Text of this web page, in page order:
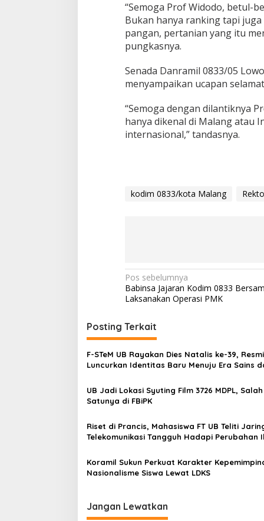
“Semoga Prof Widodo, betul-
Bukan hanya ranking tapi
pangan, pertanian yang itu
pungkasnya.
Senada Danramil 0833/05
menyampaikan ucapan
“Semoga dengan dilantiknya
hanya dikenal di Malang atau
internasional,” tandasnya.
kodim 0833/kota Malang
N
a
i
g
a
i
o
s
Pos sebelumnya
Babinsa Jajaran Kodim 0833
Laksanakan Operasi PMK
Posting Terkait
F-STeM UB Rayakan Dies Natalis ke-39, Resmi
Luncurkan Identitas Baru Menuju Era Sains
UB Jadi Lokasi Syuting Film 3726 MDPL, Salah
Satunya di FBiPK
Riset di Prancis, Mahasiswa FT UB Teliti
Telekomunikasi Tangguh Hadapi Perubahan
Koramil Sukun Perkuat Karakter
Nasionalisme Siswa Lewat LDKS
Jangan Lewatkan